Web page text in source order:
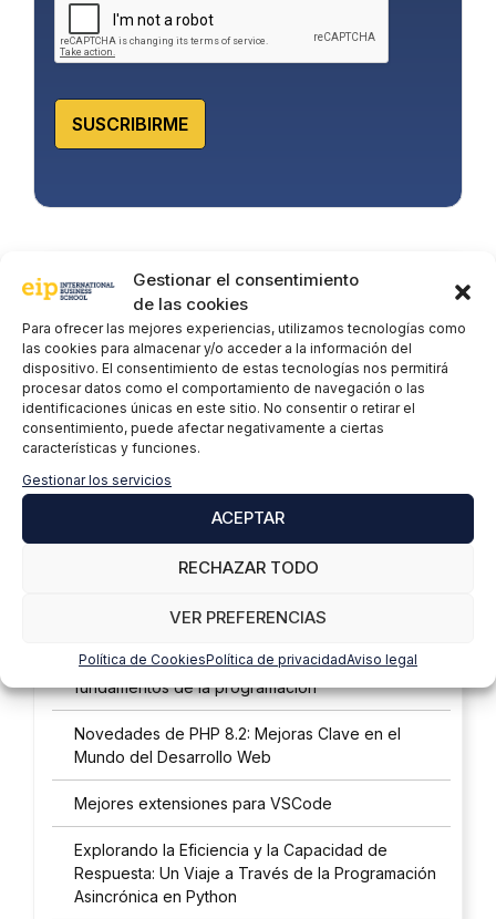
Gestionar el consentimiento
de las cookies
Para ofrecer las mejores experiencias, utilizamos tecnologías como
las cookies para almacenar y/o acceder a la información del
dispositivo. El consentimiento de estas tecnologías nos permitirá
procesar datos como el comportamiento de navegación o las
identificaciones únicas en este sitio. No consentir o retirar el
consentimiento, puede afectar negativamente a ciertas
características y funciones.
Gestionar los servicios
ACEPTAR
RECHAZAR TODO
VER PREFERENCIAS
Política de CookiesPolítica de privacidadAviso legal
SUSCRIBIRME
Hemos hablado sobre…
¿Cómo integrar Python en una web html?
El juego de la silla con Python
Mantenerse fit en Navidad: Quema las calorías
extra con este algoritmo en Python
Inteligencia artificial (IA): 6 formas en las que se
La lógica de programación y su relación con los
fundamentos de la programación
Novedades de PHP 8.2: Mejoras Clave en el
Mundo del Desarrollo Web
Mejores extensiones para VSCode
Explorando la Eficiencia y la Capacidad de
Respuesta: Un Viaje a Través de la Programación
Asincrónica en Python